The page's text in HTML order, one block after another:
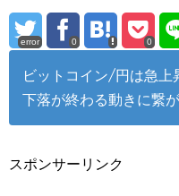
error 0 0
ビットコイン/円は急上
下落が終わる動きに繋
スポンサーリンク